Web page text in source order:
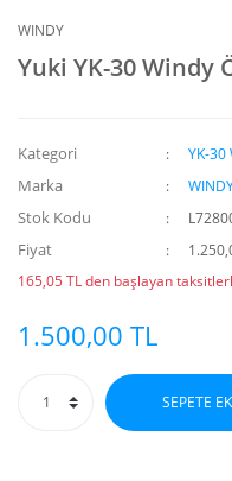
WINDY
Yuki YK-30 Windy
Kategori YK-30
Marka
Stok Kodu
Fiyat
165,05 TL den başlayan
1.500,00 TL
SEPETE